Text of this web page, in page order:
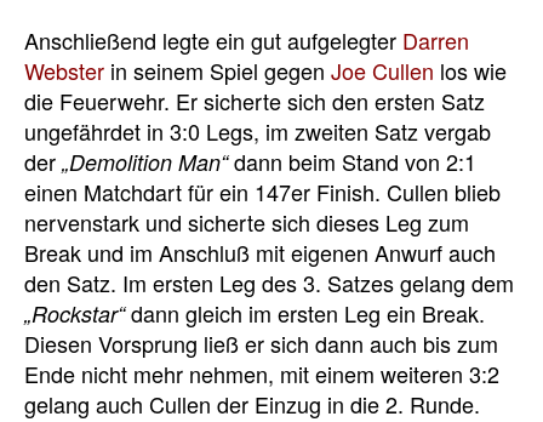
Anschließend legte ein gut aufgelegter Darren
Webster in seinem Spiel gegen Joe Cullen los wie
die Feuerwehr. Er sicherte sich den ersten Satz
ungefährdet in 3:0 Legs, im zweiten Satz vergab
der „Demolition Man“dann beim Stand von 2:1
einen Matchdart für ein 147er Finish. Cullen blieb
nervenstark und sicherte sich dieses Leg zum
Break und im Anschluß mit eigenen Anwurf auch
den Satz. Im ersten Leg des 3. Satzes gelang dem
„Rockstar“dann gleich im ersten Leg ein Break.
Diesen Vorsprung ließ er sich dann auch bis zum
Ende nicht mehr nehmen, mit einem weiteren 3:2
gelang auch Cullen der Einzug in die 2. Runde.